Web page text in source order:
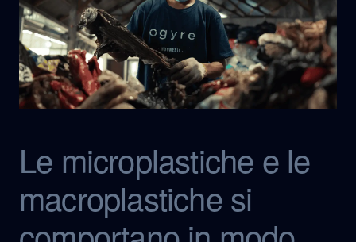
Le microplastiche e le
macroplastiche si